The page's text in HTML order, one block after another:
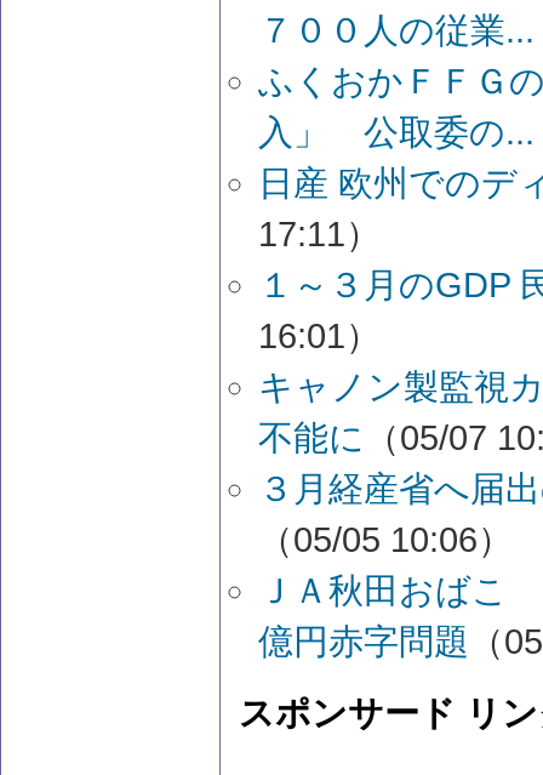
７００人の従業...
ふくおかＦＦＧ
入」 公取委の...
日産 欧州でのデ
17:11）
１～３月のGDP
16:01）
キャノン製監視
不能に
（05/07
３月経産省へ届
（05/05 10:06）
ＪＡ秋田おば
億円赤字問題 （
スポンサード リ